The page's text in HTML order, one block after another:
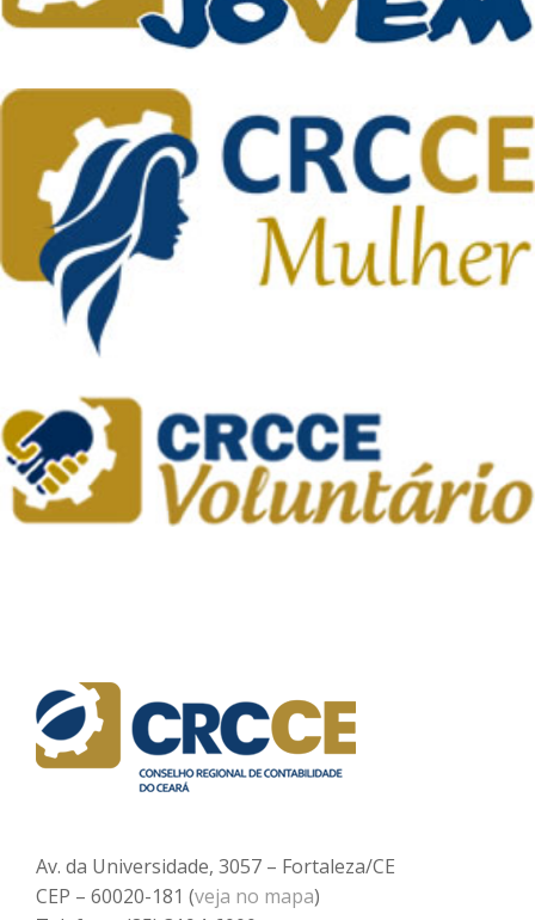
Av. da Universidade, 3057 – Fortaleza/CE
CEP – 60020-181 (veja no mapa)